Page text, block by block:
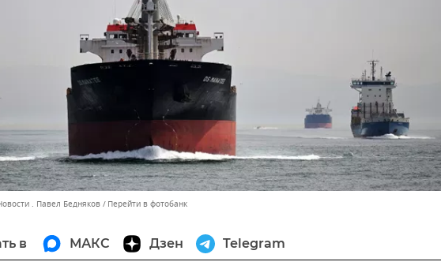
. Павел Бедняков Перейти в фотобанк
в МАКС Дзен Telegram